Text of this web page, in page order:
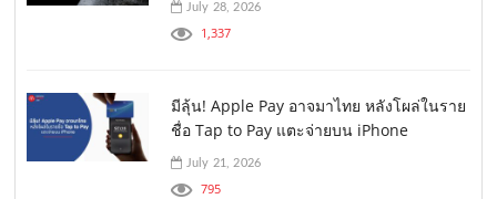
July 28, 2026
1,337
มีลุ้น! Apple Pay อาจมาไทย หลังโผล่ในราย
ชื่อ Tap to Pay แตะจ่ายบน iPhone
July 21, 2026
795